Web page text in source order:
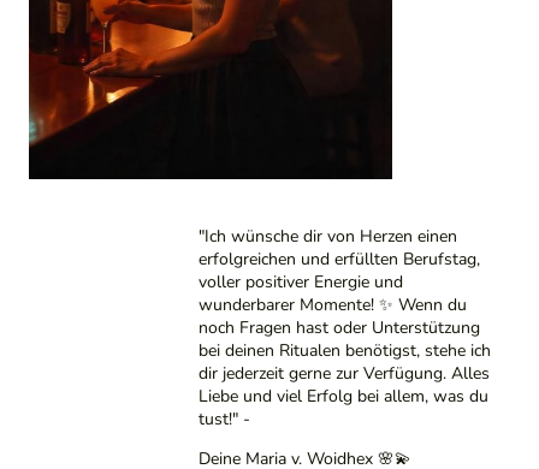
"Ich wünsche dir von Herzen einen
erfolgreichen und erfüllten Berufstag,
voller positiver Energie und
wunderbarer Momente! ✨ Wenn du
noch Fragen hast oder Unterstützung
bei deinen Ritualen benötigst, stehe ich
dir jederzeit gerne zur Verfügung. Alles
Liebe und viel Erfolg bei allem, was du
tust!" -
Deine Maria v. Woidhex 🌸💫